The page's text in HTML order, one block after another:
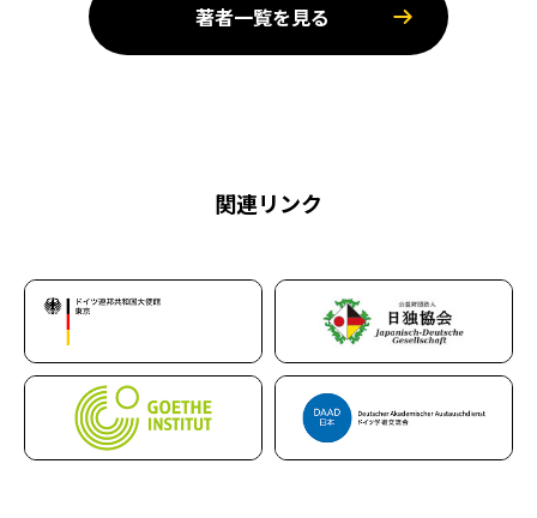
著者一覧を見る
関連リンク